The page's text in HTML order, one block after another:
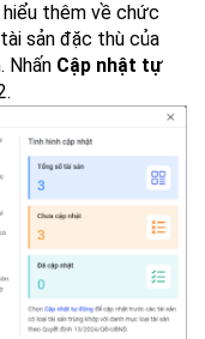
thêm về chức
sản đặc thù của
Nhấn Cập nhật tự